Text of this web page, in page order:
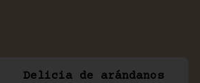
Delicia de arándanos